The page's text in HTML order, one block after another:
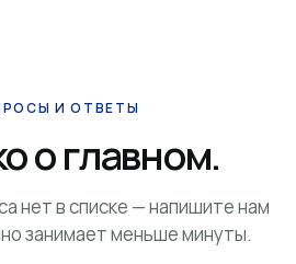
И ОТВЕТЫ
о главном.
нет в списке — напишите нам
занимает меньше минуты.